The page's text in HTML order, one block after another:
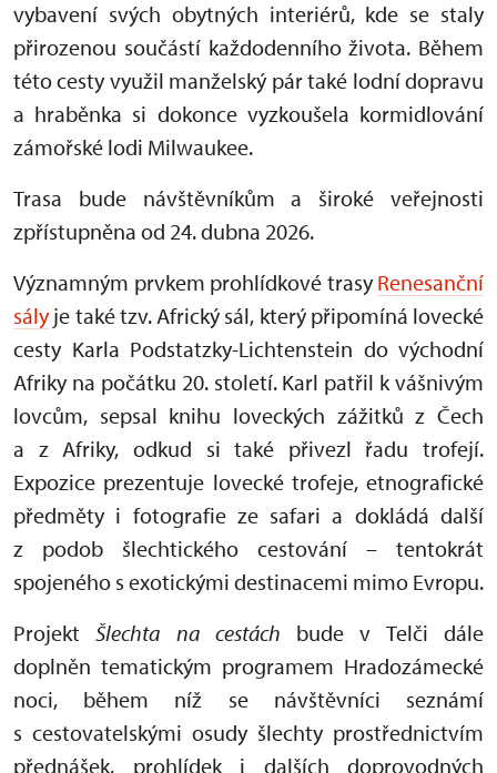
vybavení svých obytných interiérů, kde se staly
přirozenou součástí každodenního života. Během
této cesty využil manželský pár také lodní dopravu
a hraběnka si dokonce vyzkoušela kormidlování
zámořské lodi Milwaukee.
Trasa bude návštěvníkům a široké veřejnosti
zpřístupněna od 24. dubna 2026.
Významným prvkem prohlídkové trasy Renesanční
sályje také tzv. Africký sál, který připomíná lovecké
cesty Karla Podstatzky-Lichtenstein do východní
Afriky na počátku 20. století. Karl patřil k vášnivým
lovcům, sepsal knihu loveckých zážitků z Čech
a z Afriky, odkud si také přivezl řadu trofejí.
Expozice prezentuje lovecké trofeje, etnografické
předměty i fotografie ze safari a dokládá další
z podob šlechtického cestování – tentokrát
spojeného s exotickými destinacemi mimo Evropu.
ProjektŠlechta na cestách bude v Telči dále
doplněn tematickým programem Hradozámecké
noci, během níž se návštěvníci seznámí
s cestovatelskými osudy šlechty prostřednictvím
přednášek, prohlídek i dalších doprovodných